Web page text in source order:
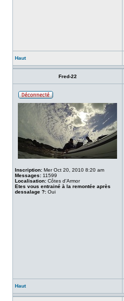
Haut
Fred-22
Inscription: Mer Oct 20, 2010 8:20 am
Messages: 11599
Localisation: Côtes d'Armor
Etes vous entrainé à la remontée après
dessalage ?: Oui
Haut